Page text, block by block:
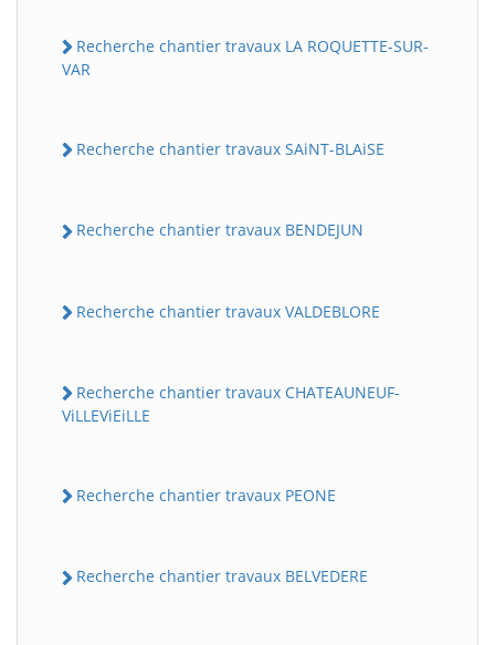
Recherche chantier travaux LA ROQUETTE-SUR-
VAR
Recherche chantier travaux SAiNT-BLAiSE
Recherche chantier travaux BENDEJUN
Recherche chantier travaux VALDEBLORE
Recherche chantier travaux CHATEAUNEUF-
ViLLEViEiLLE
Recherche chantier travaux PEONE
Recherche chantier travaux BELVEDERE